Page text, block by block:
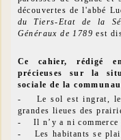
découvertes de l'abbé
du Tiers-Etat de la
Généraux de 1789 est
Ce cahier, rédigé
précieuses sur la
sociale de la
- Le sol est ingrat, le
grandes lieues des
- Il n’y a ni commerce
- Les habitants se